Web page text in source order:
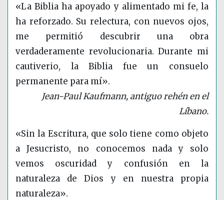
«La Biblia ha apoyado y alimentado mi fe, la
ha reforzado. Su relectura, con nuevos ojos,
me permitió descubrir una obra
verdaderamente revolucionaria. Durante mi
cautiverio, la Biblia fue un consuelo
permanente para mí».
Jean-Paul Kaufmann, antiguo rehén en el
Líbano.
«Sin la Escritura, que solo tiene como objeto
a Jesucristo, no conocemos nada y solo
vemos oscuridad y confusión en la
naturaleza de Dios y en nuestra propia
naturaleza».